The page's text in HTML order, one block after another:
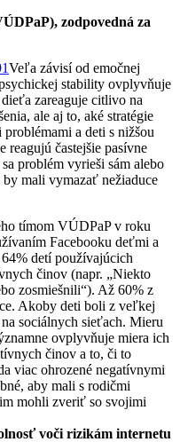
zodpovedná za
Veľa závisí od emočnej
stability ovplyvňuje
zareaguje citlivo na
ale aj to, aké stratégie
a deti s nižšou
reagujú častejšie pasívne
problém vyrieši sám alebo
mali vymazať nežiaduce
tímom VÚDPaP v roku
Facebooku deťmi a
detí používajúcich
činov (napr. „Niekto
zosmiešnili“). Až 60% z
Akoby deti boli z veľkej
sociálnych sieťach. Mieru
ovplyvňuje miera ich
činov a to, či to
viac ohrozené negatívnymi
aby mali s rodičmi
mohli zveriť so svojimi
voči rizikám internetu